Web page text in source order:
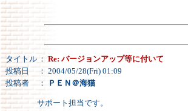
タイトル ： Re: バージョンアップ等に付いて
投稿日
： 2004/05/28(Fri) 01:09
投稿者
： ＰＥＮ＠海猫
サポート担当です。